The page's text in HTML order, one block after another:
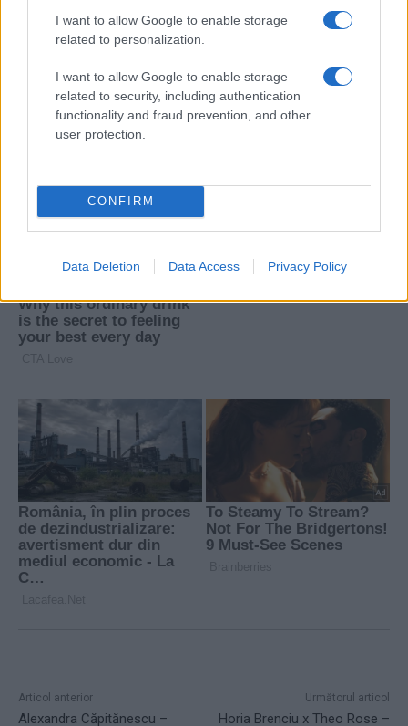
I want to allow Google to enable storage
related to personalization.
I want to allow Google to enable storage
related to security, including authentication
functionality and fraud prevention, and other
user protection.
CONFIRM
Data Deletion Data Access Privacy Policy
Articol anterior
Alexandra Căpitănescu –
Următorul articol
Horia Brenciu x Theo Rose –